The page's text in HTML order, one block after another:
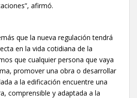
afirmó.
que la nueva regulación tendrá
en la vida cotidiana de la
que cualquier persona que vaya
promover una obra o desarrollar
a la edificación encuentre una
comprensible y adaptada a la